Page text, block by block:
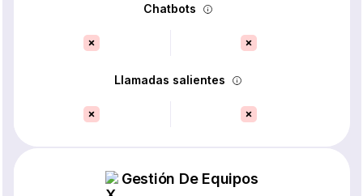
Chatbots
Llamadas salientes
Gestión De Equipos